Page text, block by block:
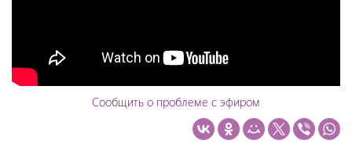
Сообщить о проблеме с эфиром